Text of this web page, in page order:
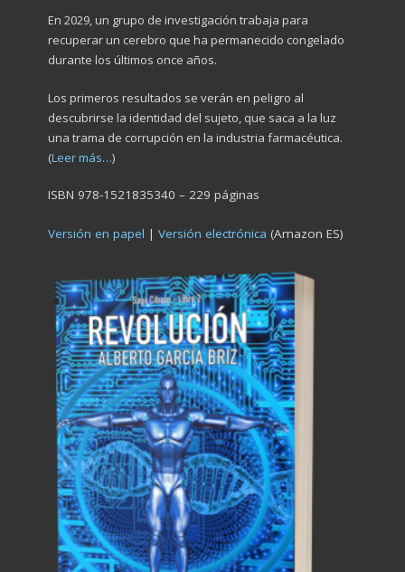
En 2029, un grupo de investigación trabaja para
recuperar un cerebro que ha permanecido congelado
durante los últimos once años.
Los primeros resultados se verán en peligro al
descubrirse la identidad del sujeto, que saca a la luz
una trama de corrupción en la industria farmacéutica.
(Leer más…)
ISBN 978-1521835340 – 229 páginas
Versión en papel | Versión electrónica (Amazon ES)